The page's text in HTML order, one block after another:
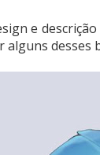
e
alguns desses